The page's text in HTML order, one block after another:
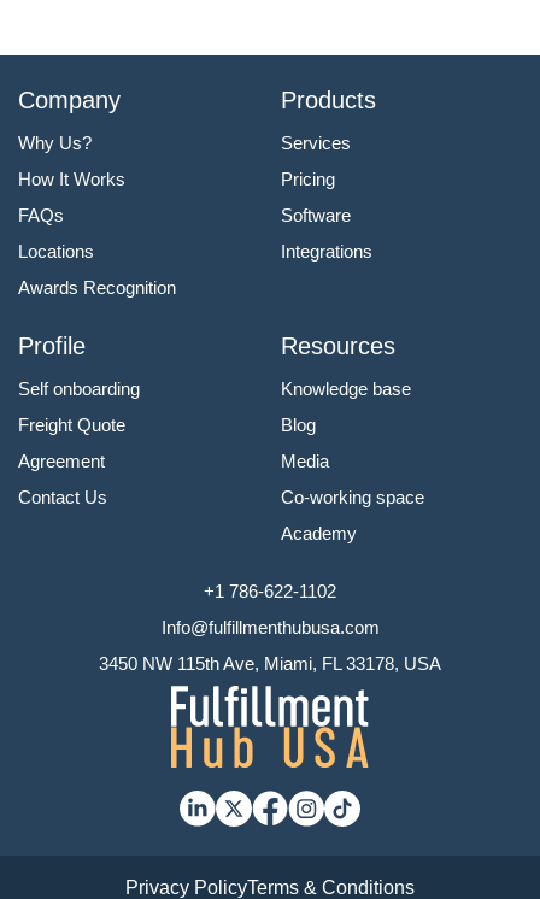
Company
Why Us?
How It Works
FAQs
Locations
Awards Recognition
Products
Services
Pricing
Software
Integrations
Profile
Self onboarding
Freight Quote
Agreement
Contact Us
Resources
Knowledge base
Blog
Media
Co-working space
Academy
+1 786-622-1102
Info@fulfillmenthubusa.com
3450 NW 115th Ave, Miami, FL 33178, USA
Privacy PolicyTerms & Conditions